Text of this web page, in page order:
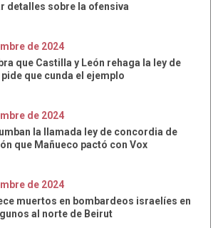
detalles sobre la ofensiva
de 2024
que Castilla y León rehaga la ley de
que cunda el ejemplo
de 2024
la llamada ley de concordia de
que Mañueco pactó con Vox
de 2024
muertos en bombardeos israelíes en
al norte de Beirut